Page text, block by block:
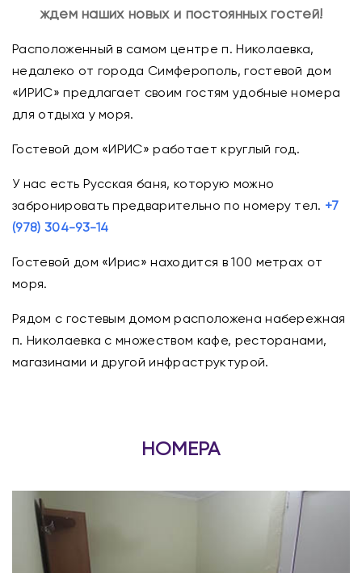
ждем наших новых и постоянных гостей!
Расположенный в самом центре п. Николаевка,
недалеко от города Симферополь, гостевой дом
«ИРИС» предлагает своим гостям удобные номера
для отдыха у моря.
Гостевой дом «ИРИС» работает круглый год.
У нас есть Русская баня, которую можно
забронировать предварительно по номеру тел. +7
(978) 304-93-14
Гостевой дом «Ирис» находится в 100 метрах от
моря.
Рядом с гостевым домом расположена набережная
п. Николаевка с множеством кафе, ресторанами,
магазинами и другой инфраструктурой.
НОМЕРА